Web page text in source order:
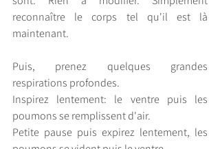
reconnaître le corps tel qu'il est là
maintenant.
Puis, prenez quelques grandes
respirations profondes.
Inspirez lentement: le ventre puis les
poumons se remplissent d'air.
Petite pause puis expirez lentement, les